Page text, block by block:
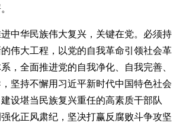
中华民族伟大复兴，关键在党。必须持
伟大工程，以党的自我革命引领社会革
，全面推进党的自我净化、自我完善、
坚持不懈用习近平新时代中国特色社会
设堪当民族复兴重任的高素质干部队
化正风肃纪，坚决打赢反腐败斗争攻坚